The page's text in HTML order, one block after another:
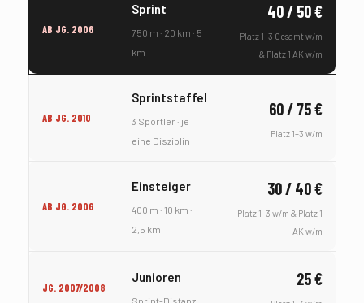
AB JG. 2006
Sprint
750 m · 20 km · 5
km
40 / 50 €
Platz 1–3 Gesamt w/m
& Platz 1 AK w/m
AB JG. 2010
Sprintstaffel
3 Sportler · je
eine Disziplin
60 / 75 €
Platz 1–3 w/m
AB JG. 2006
Einsteiger
400 m · 10 km ·
2,5 km
30 / 40 €
Platz 1–3 w/m & Platz 1
AK w/m
JG. 2007/2008
Junioren
Sprint-Distanz
25 €